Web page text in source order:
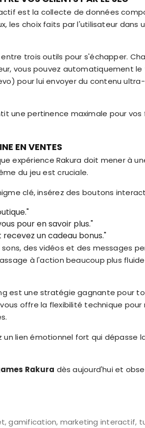
est la collecte de données
les choix faits par l'utilisateur dans
trois outils pour s'échapper.
vous pouvez automatiquement
pour lui envoyer du contenu
une pertinence maximale pour vos
EN VENTES
expérience Rakura doit mener à
du jeu est cruciale.
clé, insérez des boutons
pour en savoir plus."
un cadeau bonus."
des vidéos et des messages
à l'action beaucoup plus
est une stratégie gagnante pour
offre la flexibilité technique pour
lien émotionnel fort qui dépasse
Rakura dès aujourd'hui et
gamification, marketing interactif,